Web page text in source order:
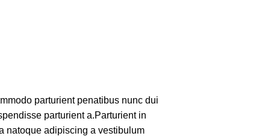
parturient penatibus nunc dui
parturient a.Parturient in
natoque adipiscing a vestibulum